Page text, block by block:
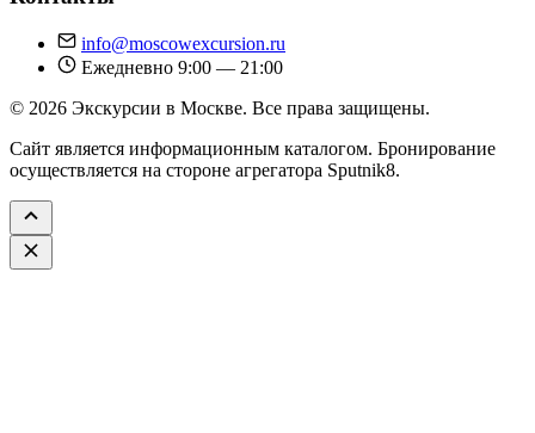
info@moscowexcursion.ru
Ежедневно 9:00 — 21:00
© 2026 Экскурсии в Москве. Все права защищены.
Сайт является информационным каталогом. Бронирование
осуществляется на стороне агрегатора Sputnik8.